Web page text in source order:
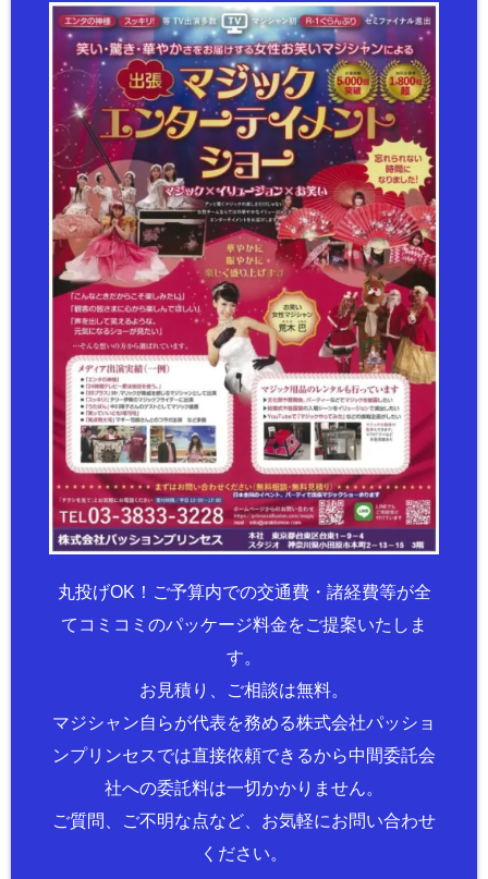
丸投げOK！ご予算内での交通費・諸経費等が全
てコミコミのパッケージ料金をご提案いたしま
す。
お見積り、ご相談は無料。
マジシャン自らが代表を務める株式会社パッショ
ンプリンセスでは直接依頼できるから中間委託会
社への委託料は一切かかりません。
ご質問、ご不明な点など、お気軽にお問い合わせ
ください。